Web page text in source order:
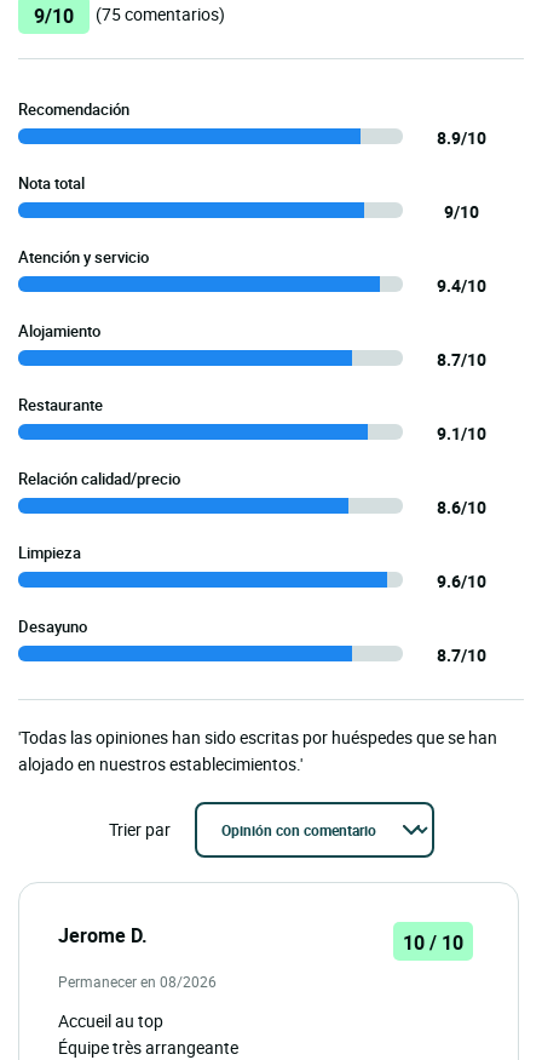
9/10 (75 comentarios)
Recomendación
8.9/10
Nota total
9/10
Atención y servicio
9.4/10
Alojamiento
8.7/10
Restaurante
9.1/10
Relación calidad/precio
8.6/10
Limpieza
9.6/10
Desayuno
8.7/10
'Todas las opiniones han sido escritas por huéspedes que se han
alojado en nuestros establecimientos.'
Trier par
Jerome D. 10 / 10
Permanecer en 08/2026
Accueil au top
Équipe très arrangeante